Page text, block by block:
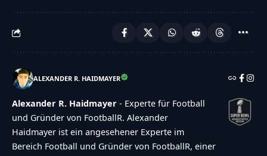
ALEXANDER R. HAIDMAYER
Alexander R. Haidmayer - Experte für Football
und Gründer von FootballR. Alexander
Haidmayer ist ein angesehener Experte im
Bereich Football und Gründer von FootballR, einer